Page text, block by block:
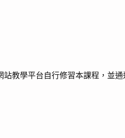
教學平台自行修習本課程，並